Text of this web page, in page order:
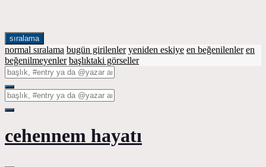
sıralama
normal sıralama bugün girilenler yeniden eskiye en beğenilenler en
beğenilmeyenler başlıktaki görseller
cehennem hayatı